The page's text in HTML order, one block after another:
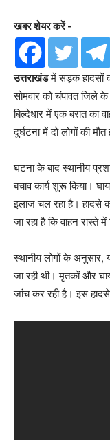
खबर शेयर करें -
उत्तराखंडमें सड़क हादसों
सोमवार को चंपावत जिले
बिल्देधार में एक बरात का
दुर्घटना में दो लोगों की
घटना के बाद स्थानीय
बचाव कार्य शुरू किया।
इलाज चल रहा है। हादसे
जा रहा है कि वाहन रास्ते
स्थानीय लोगों के अनुसार,
जा रही थी। मृतकों और
जांच कर रही है। इस